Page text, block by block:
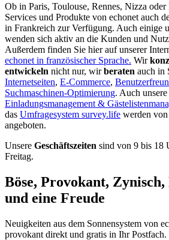
Ob in Paris, Toulouse, Rennes, Nizza oder
Services und Produkte von echonet auch
in Frankreich zur Verfügung. Auch einige
wenden sich aktiv an die Kunden und
Außerdem finden Sie hier auf unserer
echonet in französischer Sprache. Wir
entwickeln nicht nur, wirberaten auch in
Internetseiten, E-Commerce,
Suchmaschinen-Optimierung. Auch
Einladungsmanagement &
das Umfragesystem survey.life werden
angeboten.
Unsere Geschäftszeiten sind von 9 bis 18
Freitag.
Böse, Provokant,
und eine Freude
Neuigkeiten aus dem Sonnensystem von
provokant direkt und gratis in Ihr Postfach.